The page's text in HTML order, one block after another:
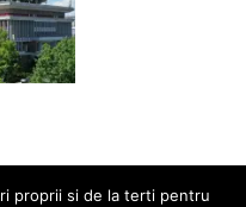
proprii si de la terti pentru